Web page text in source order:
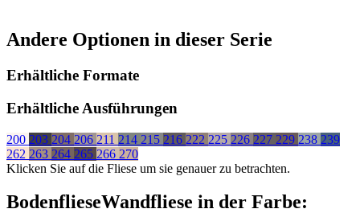
Andere Optionen in dieser Serie
Erhältliche Formate
Erhältliche Ausführungen
200 203 204 206 211 214 215 216 222 225 226 227 229 238 239
262 263 264 265 266 270
Klicken Sie auf die Fliese um sie genauer zu betrachten.
BodenflieseWandfliese in der Farbe: